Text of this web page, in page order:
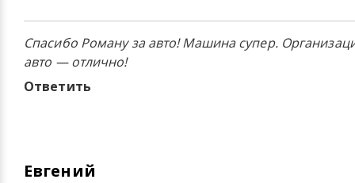
Спасибо Роману за авто! Машина супер.
авто — отлично!
Ответить
Евгений